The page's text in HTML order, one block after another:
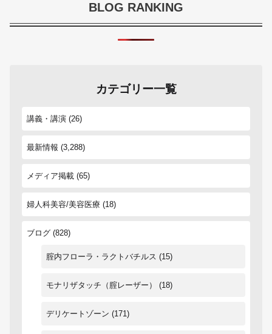
BLOG RANKING
カテゴリー一覧
講義・講演 (26)
最新情報 (3,288)
メディア掲載 (65)
婦人科美容/美容医療 (18)
ブログ (828)
腟内フローラ・ラクトバチルス (15)
モナリザタッチ（腟レーザー） (18)
デリケートゾーン (171)